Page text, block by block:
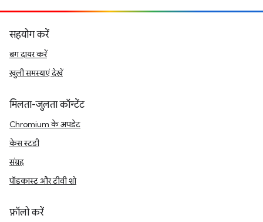
सहयोग करें
बग दायर करें
खुली समस्याएं देखें
मिलता-जुलता कॉन्टेंट
Chromium के अपडेट
केस स्टडी
संग्रह
पॉडकास्ट और टीवी शो
फ़ॉलो करें